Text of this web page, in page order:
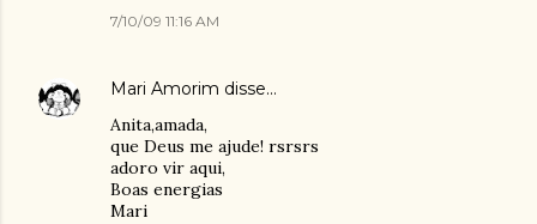
7/10/09 11:16 AM
Mari Amorim disse…
Anita,amada,
que Deus me ajude! rsrsrs
adoro vir aqui,
Boas energias
Mari